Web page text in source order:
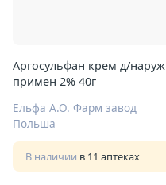
Аргосульфан крем д/наруж
примен 2% 40г
Ельфа А.О. Фарм завод
Польша
В наличии в 11 аптеках